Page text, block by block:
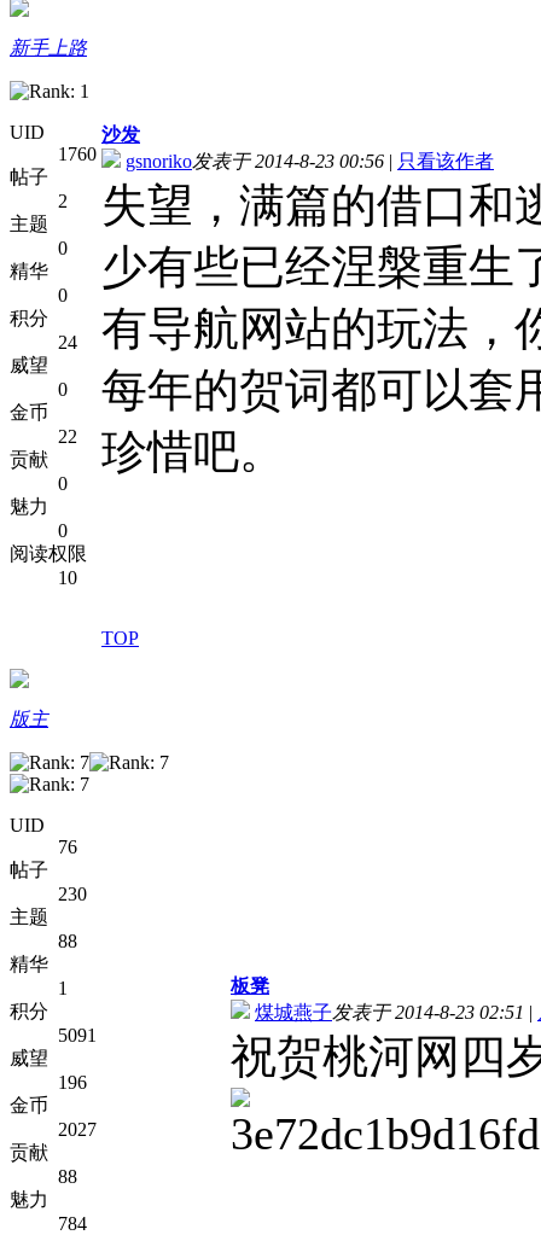
新手上路
UID
1760
帖子
2
主题
0
精华
0
积分
24
威望
0
金币
22
贡献
0
魅力
0
阅读权限
10
沙发
gsnoriko发表于 2014-8-23 00:56 | 只看该作者
失望，满篇的借口和
少有些已经涅槃重生
有导航网站的玩法，
每年的贺词都可以套
珍惜吧。
TOP
版主
UID
76
帖子
230
主题
88
精华
1
积分
5091
威望
196
金币
2027
贡献
88
魅力
784
板凳
煤城燕子发表于 2014-8-23 02:51 |
祝贺桃河网四